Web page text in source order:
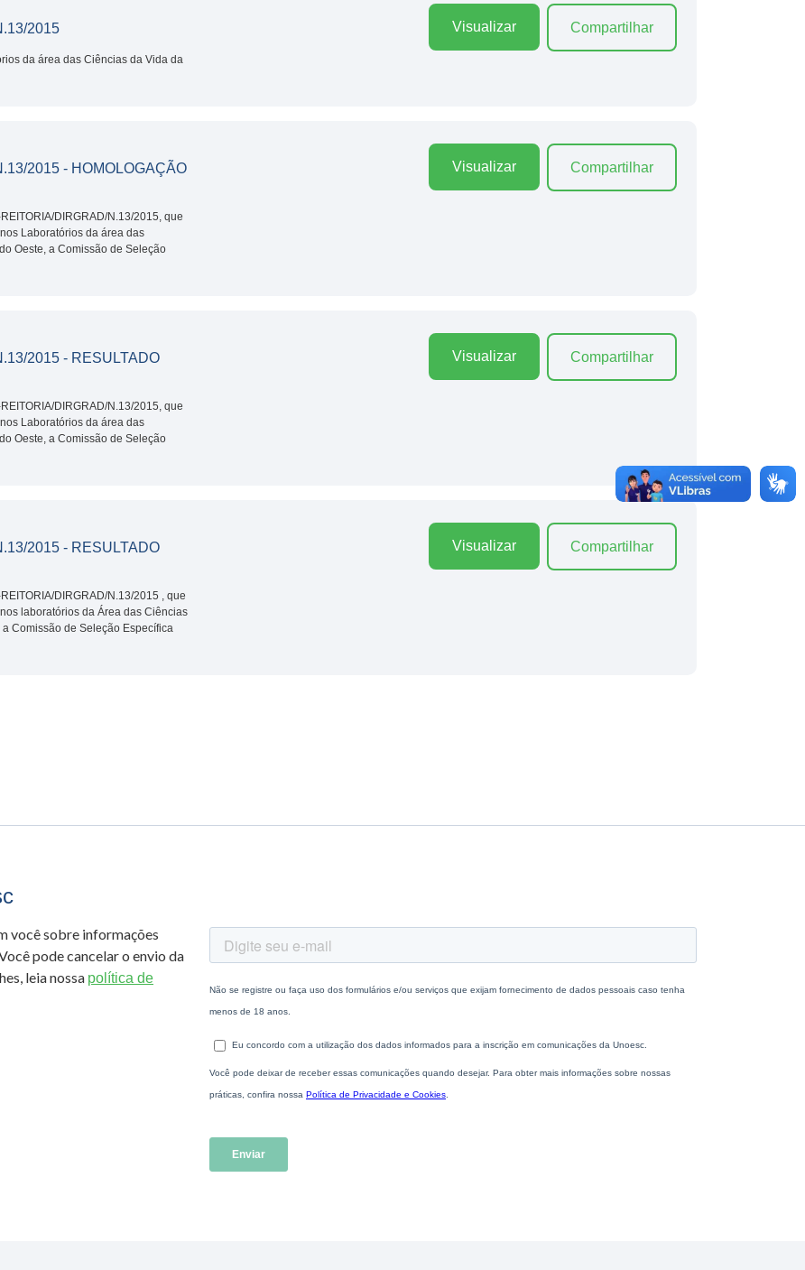
2015
da área das Ciências da Vida da
Visualizar Compartilhar
2015 - HOMOLOGAÇÃO
DIRGRAD/N.13/2015, que
Laboratórios da área das
Oeste, a Comissão de Seleção
Visualizar Compartilhar
2015 - RESULTADO
DIRGRAD/N.13/2015, que
Laboratórios da área das
Oeste, a Comissão de Seleção
Visualizar Compartilhar
2015 - RESULTADO
DIRGRAD/N.13/2015 , que
laboratórios da Área das Ciências
Comissão de Seleção Específica
Visualizar Compartilhar
você sobre informações
pode cancelar o envio da
leia nossa política de